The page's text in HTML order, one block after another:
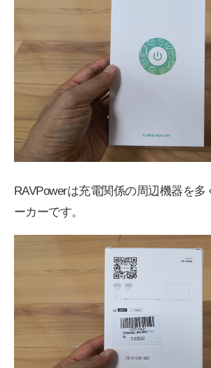
RAVPowerは充電関係の周辺機器を多
ーカーです。